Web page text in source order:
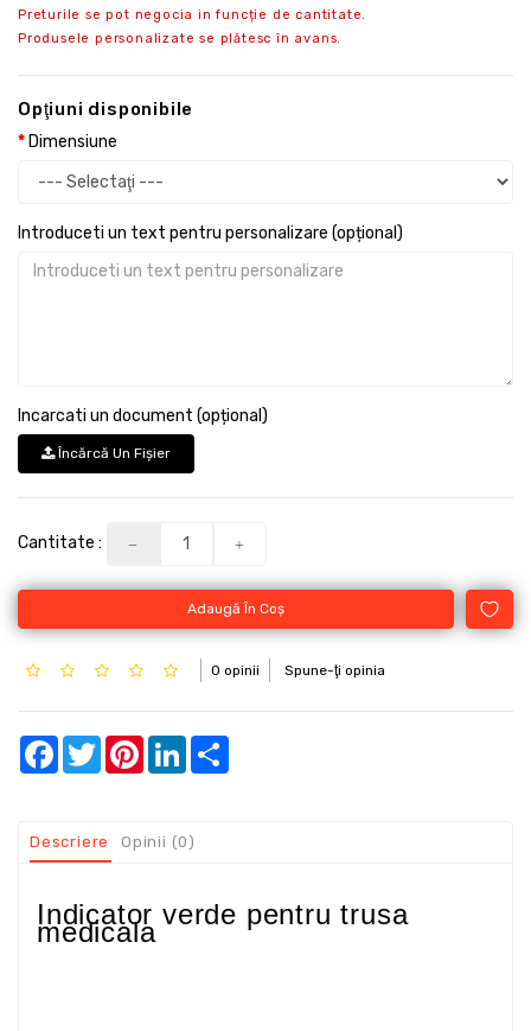
Preturile se pot negocia in funcție de cantitate.
Produsele personalizate se plătesc în avans.
Opţiuni disponibile
Dimensiune
Introduceti un text pentru personalizare (opțional)
Incarcati un document (opțional)
Încărcă Un Fişier
Cantitate :
Adaugă În Coş
0 opinii Spune-ţi opinia
Facebook
TwitterPinterestLinkedIn
Descriere Opinii (0)
Indicator verde pentru trusa
medicala